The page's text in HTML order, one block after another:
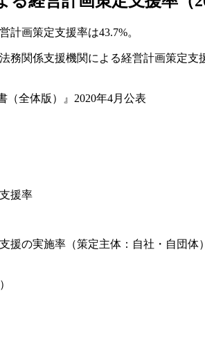
計画策定支援率は43.7%。
務関係支援機関による経営計画策定
（全体版）』2020年4月公表
援率
援の実施率（策定主体：自社・自団体